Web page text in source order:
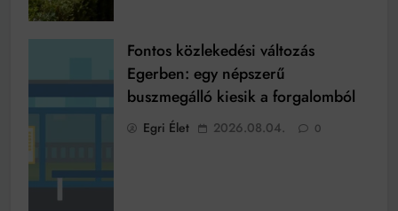
Fontos közlekedési változás
Egerben: egy népszerű
buszmegálló kiesik a forgalomból
Egri Élet 2026.08.04. 0